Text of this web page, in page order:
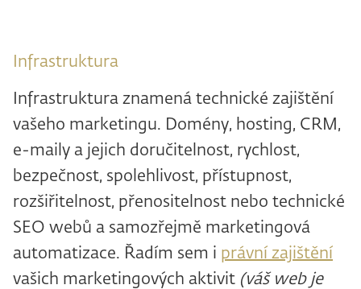
Infrastruktura
Infrastruktura znamená technické zajištění
vašeho marketingu. Domény, hosting, CRM,
e-maily a jejich doručitelnost, rychlost,
bezpečnost, spolehlivost, přístupnost,
rozšiřitelnost, přenositelnost nebo technické
SEO webů a samozřejmě marketingová
automatizace. Řadím sem i právní zajištění
vašich marketingových aktivit (váš web je